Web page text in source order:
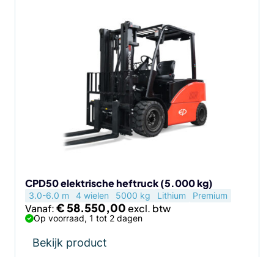
CPD50 elektrische heftruck (5.000 kg)
3.0-6.0 m 4 wielen 5000 kg Lithium Premium
Vanaf:€58.550,00
Op voorraad, 1 tot 2 dagen
Bekijk product
gekozen
de
productpagina